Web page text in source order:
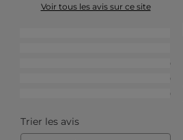
Voir tous les avis sur ce site
0
0
0
Trier les avis